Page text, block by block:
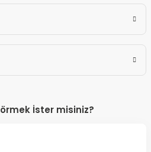
İster misiniz?